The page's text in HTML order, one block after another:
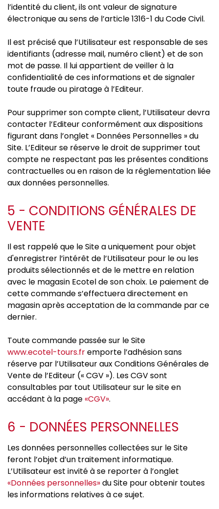
l’identité du client, ils ont valeur de signature
électronique au sens de l’article 1316-1 du Code Civil.
Il est précisé que l’Utilisateur est responsable de ses
identifiants (adresse mail, numéro client) et de son
mot de passe. Il lui appartient de veiller à la
confidentialité de ces informations et de signaler
toute fraude ou piratage à l’Editeur.
Pour supprimer son compte client, l’Utilisateur devra
contacter l’Editeur conformément aux dispositions
figurant dans l’onglet « Données Personnelles » du
Site. L’Editeur se réserve le droit de supprimer tout
compte ne respectant pas les présentes conditions
contractuelles ou en raison de la réglementation liée
aux données personnelles.
5 - CONDITIONS GÉNÉRALES DE
VENTE
Il est rappelé que le Site a uniquement pour objet
d'enregistrer l’intérêt de l’Utilisateur pour le ou les
produits sélectionnés et de le mettre en relation
avec le magasin Ecotel de son choix. Le paiement de
cette commande s’effectuera directement en
magasin après acceptation de la commande par ce
dernier.
Toute commande passée sur le Site
www.ecotel-tours.fremporte l’adhésion sans
réserve par l’Utilisateur aux Conditions Générales de
Vente de l’Editeur (« CGV »). Les CGV sont
consultables par tout Utilisateur sur le site en
accédant à la page «CGV».
6 - DONNÉES PERSONNELLES
Les données personnelles collectées sur le Site
feront l’objet d’un traitement informatique.
L’Utilisateur est invité à se reporter à l’onglet
«Données personnelles»du Site pour obtenir toutes
les informations relatives à ce sujet.